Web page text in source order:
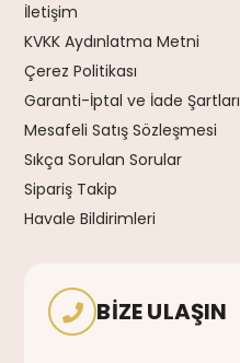
İletişim
KVKK Aydınlatma Metni
Çerez Politikası
Garanti-İptal ve İade Şartları
Mesafeli Satış Sözleşmesi
Sıkça Sorulan Sorular
Sipariş Takip
Havale Bildirimleri
BIZE ULAŞIN